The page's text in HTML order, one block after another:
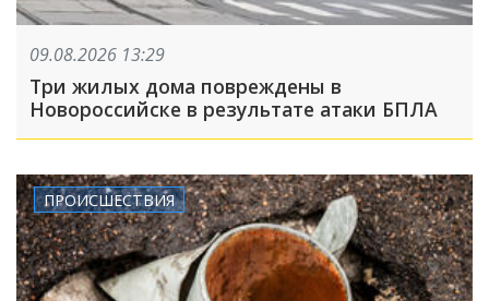
09.08.2026 13:29
Три жилых дома повреждены в
Новороссийске в результате атаки БПЛА
ПРОИСШЕСТВИЯ